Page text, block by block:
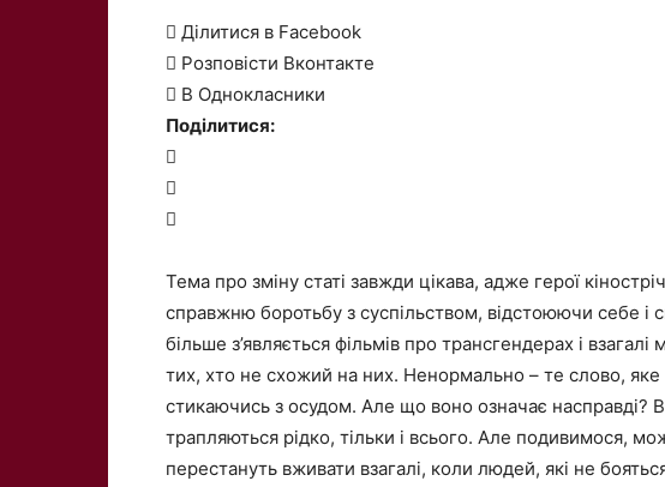
 Ділитися в Facebook
 Розповісти Вконтакте
 В Однокласники
Поділитися:



Тема про зміну статі завжди цікава, адже герої
справжню боротьбу з суспільством, відстоюючи себе і
більше з’являється фільмів про трансгендерах і
тих, хто не схожий на них. Ненормально – те слово,
стикаючись з осудом. Але що воно означає насправді?
трапляються рідко, тільки і всього. Але подивимося,
перестануть вживати взагалі, коли людей, які не